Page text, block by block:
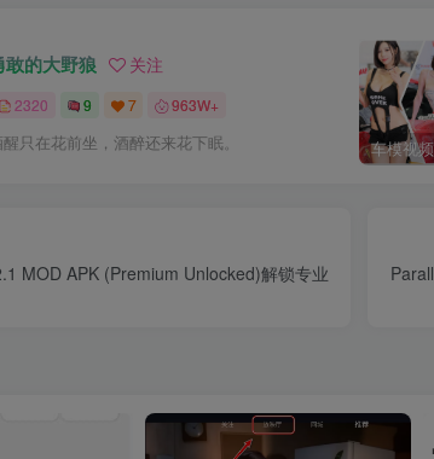
敢的大野狼 关注
2320 9 7 963W+
只在花前坐，酒醉还来花下眠。
MOD APK (Premium Unlocked)解锁专业